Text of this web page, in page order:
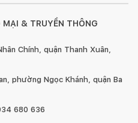
& TRUYỀN THÔNG
Chính, quận Thanh Xuân,
phường Ngọc Khánh, quận Ba
680 636